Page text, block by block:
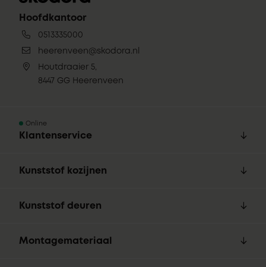
Hoofdkantoor
0513335000
heerenveen@skodora.nl
Houtdraaier 5,
8447 GG Heerenveen
Online
Klantenservice
Kunststof kozijnen
Kunststof deuren
Montagemateriaal